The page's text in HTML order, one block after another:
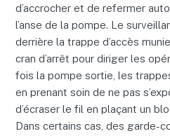
d’accrocher et de refermer
l’anse de la pompe. Le
derrière la trappe d’accès
cran d’arrêt pour diriger les
fois la pompe sortie, les
en prenant soin de ne pas
d’écraser le fil en plaçant un
Dans certains cas, des garde-